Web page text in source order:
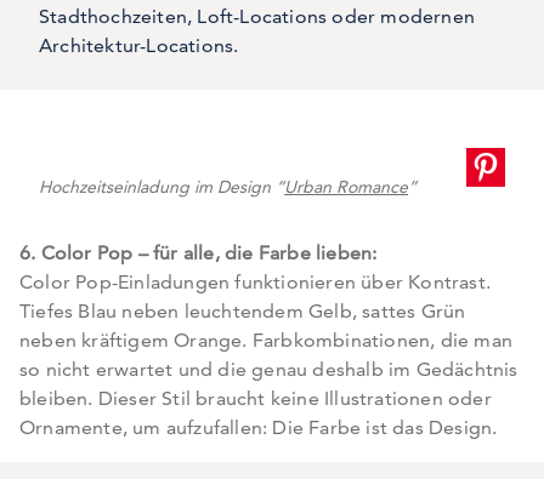
Stadthochzeiten, Loft-Locations oder modernen
Architektur-Locations.
Hochzeitseinladung im Design “Urban Romance”
6. Color Pop – für alle, die Farbe lieben:
Color Pop-Einladungen funktionieren über Kontrast.
Tiefes Blau neben leuchtendem Gelb, sattes Grün
neben kräftigem Orange. Farbkombinationen, die man
so nicht erwartet und die genau deshalb im Gedächtnis
bleiben. Dieser Stil braucht keine Illustrationen oder
Ornamente, um aufzufallen: Die Farbe ist das Design.